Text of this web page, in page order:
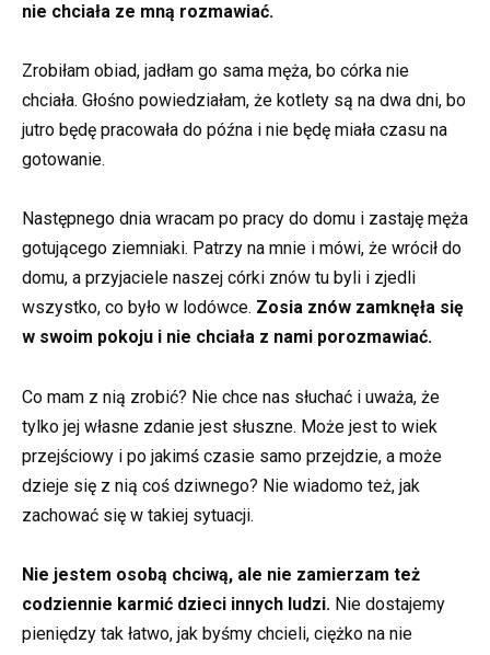
nie chciała ze mną rozmawiać.
Zrobiłam obiad, jadłam go sama męża, bo córka nie
chciała. Głośno powiedziałam, że kotlety są na dwa dni, bo
jutro będę pracowała do późna i nie będę miała czasu na
gotowanie.
Następnego dnia wracam po pracy do domu i zastaję męża
gotującego ziemniaki. Patrzy na mnie i mówi, że wrócił do
domu, a przyjaciele naszej córki znów tu byli i zjedli
wszystko, co było w lodówce. Zosia znów zamknęła się
w swoim pokoju i nie chciała z nami porozmawiać.
Co mam z nią zrobić? Nie chce nas słuchać i uważa, że
tylko jej własne zdanie jest słuszne. Może jest to wiek
przejściowy i po jakimś czasie samo przejdzie, a może
dzieje się z nią coś dziwnego? Nie wiadomo też, jak
zachować się w takiej sytuacji.
Nie jestem osobą chciwą, ale nie zamierzam też
codziennie karmić dzieci innych ludzi. Nie dostajemy
pieniędzy tak łatwo, jak byśmy chcieli, ciężko na nie